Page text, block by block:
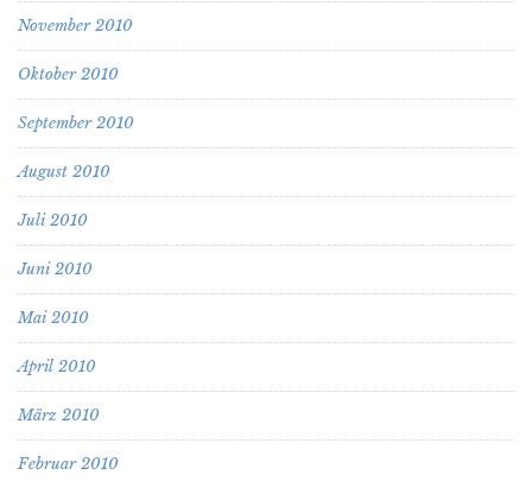
November 2010
Oktober 2010
September 2010
August 2010
Juli 2010
Juni 2010
Mai 2010
April 2010
März 2010
Februar 2010